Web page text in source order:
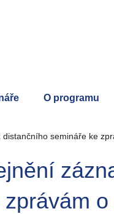
O programu
semináře ke
o